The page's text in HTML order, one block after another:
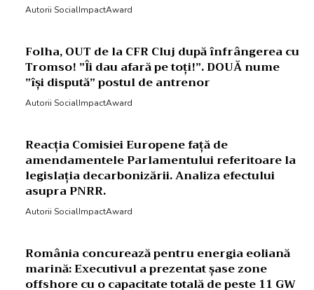
Autorii SocialImpactAward
Folha, OUT de la CFR Cluj după înfrângerea cu
Tromso! ”Îi dau afară pe toți!”. DOUĂ nume
”își dispută” postul de antrenor
Autorii SocialImpactAward
Reacția Comisiei Europene față de
amendamentele Parlamentului referitoare la
legislația decarbonizării. Analiza efectului
asupra PNRR.
Autorii SocialImpactAward
România concurează pentru energia eoliană
marină: Executivul a prezentat șase zone
offshore cu o capacitate totală de peste 11 GW